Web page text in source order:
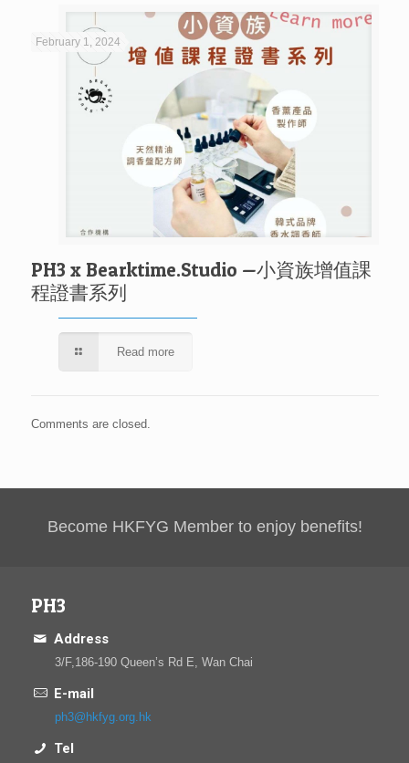
February 1, 2024
PH3 x Bearktime.Studio —小資族增值課
程證書系列
Read more
Comments are closed.
Become HKFYG Member to enjoy benefits!
PH3
Address
3/F,186-190 Queen’s Rd E, Wan Chai
E-mail
ph3@hkfyg.org.hk
Tel